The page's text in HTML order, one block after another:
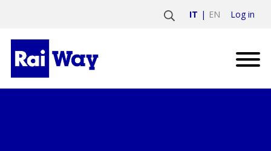
IT EN Log in